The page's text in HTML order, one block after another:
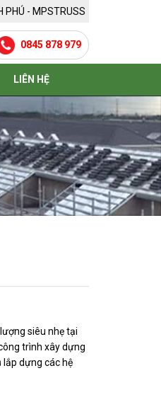
PHÚ - MPSTRUSS
0845 878 979
LIÊN HỆ
siêu nhẹ tại
trình xây dựng
lắp dựng các hệ